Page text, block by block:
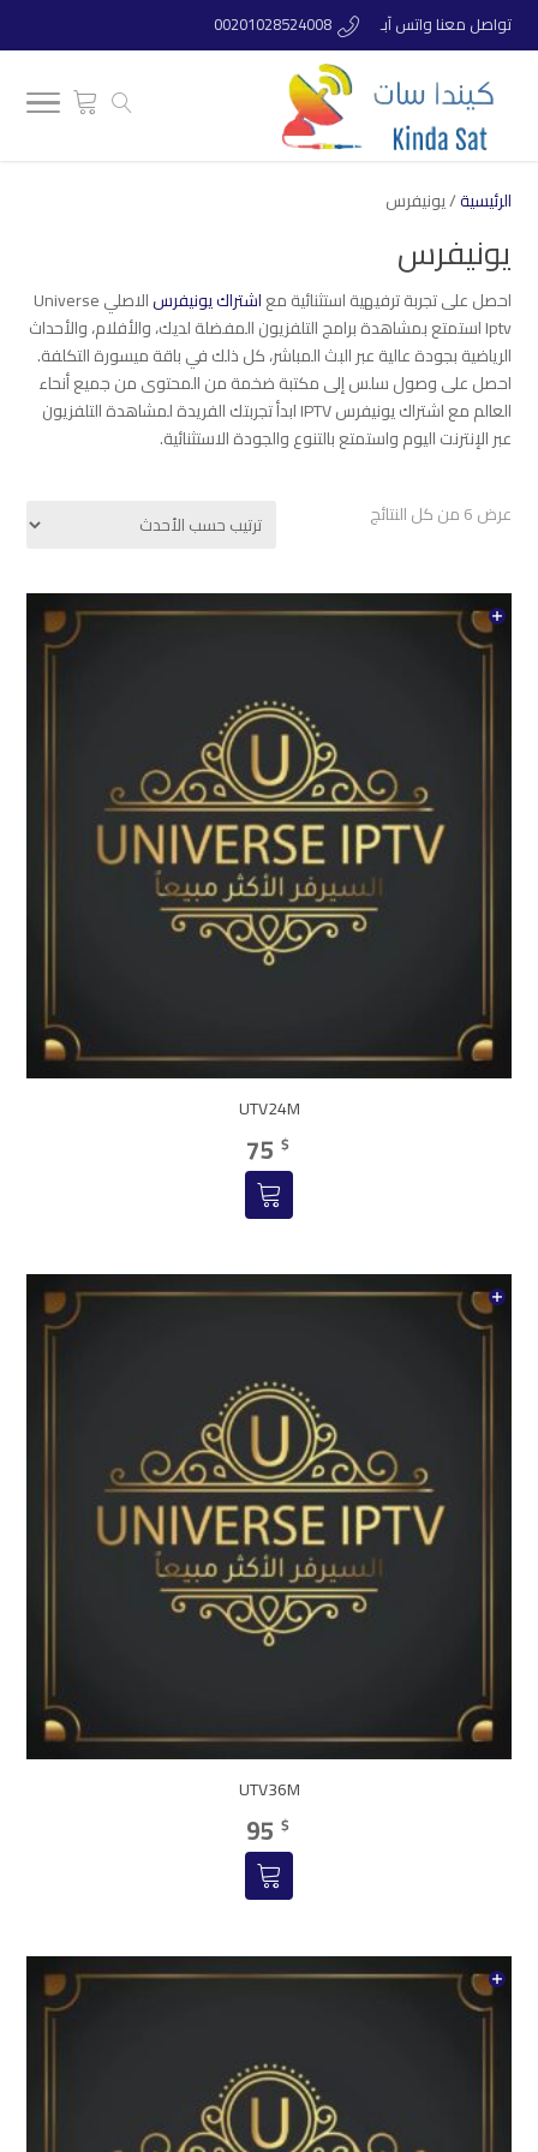
تواصل معنا واتس آبـ 00201028524008
الرئيسية/ يونيفرس
يونيفرس
احصل على تجربة ترفيهية استثنائية معاشتراك يونيفرس
الاصلي Universe
Iptv استمتع بمشاهدة برامج التلفزيون المفضلة لديك، والأفلام، والأحداث
الرياضية بجودة عالية عبر البث المباشر، كل ذلك في باقة ميسورة التكلفة.
احصل على وصول سلس إلى مكتبة ضخمة من المحتوى من جميع أنحاء
العالم مع اشتراك يونيفرس IPTV ابدأ تجربتك الفريدة لمشاهدة التلفزيون
عبر الإنترنت اليوم واستمتع بالتنوع والجودة الاستثنائية.
عرض ⁦6⁩ من كل النتائج
الأحدث
UTV24M
75 $
UTV36M
95 $